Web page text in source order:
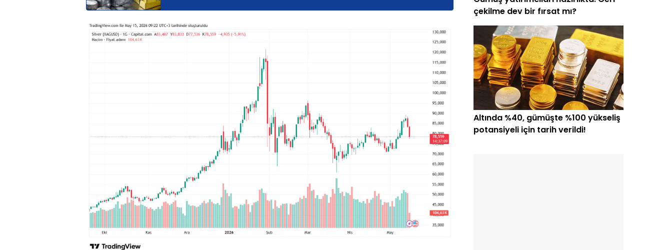
çekilme dev bir fırsat mı?
Altında %40, gümüşte %100 yükseliş
potansiyeli için tarih verildi!